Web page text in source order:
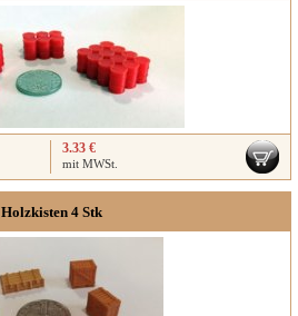
3.33 €
mit MWSt.
Holzkisten 4 Stk